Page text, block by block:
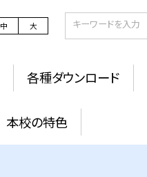
中 大
各種ダウンロード
本校の特色